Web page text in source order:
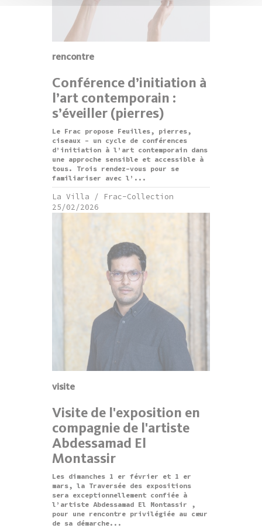
rencontre
Conférence d’initiation à
l’art contemporain :
s’éveiller (pierres)
Le Frac propose Feuilles, pierres,
ciseaux - un cycle de conférences
d’initiation à l’art contemporain dans
une approche sensible et accessible à
tous. Trois rendez-vous pour se
familiariser avec l’...
La Villa / Frac-Collection
25/02/2026
visite
Visite de l'exposition en
compagnie de l'artiste
Abdessamad El
Montassir
Les dimanches 1 er février et 1 er
mars, la Traversée des expositions
sera exceptionnellement confiée à
l’artiste Abdessamad El Montassir ,
pour une rencontre privilégiée au cœur
de sa démarche...